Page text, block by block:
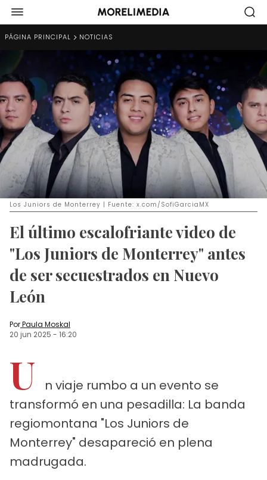
PÁGINA PRINCIPAL NOTICIAS
Los Juniors de Monterrey | Fuente: x.com/SofiGarciaMX
El último escalofriante video de
"Los Juniors de Monterrey" antes
de ser secuestrados en Nuevo
León
PorPaula Moskal
20 jun 2025 - 16:20
U
n viaje rumbo a un evento se
transformó en una pesadilla: La banda
regiomontana "Los Juniors de
Monterrey" desapareció en plena
madrugada.